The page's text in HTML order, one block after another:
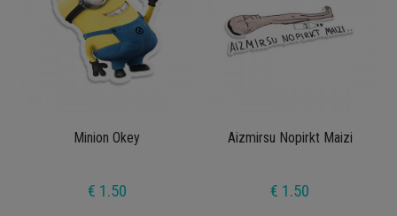
Minion Okey
€ 1.50
Aizmirsu Nopirkt Maizi
€ 1.50